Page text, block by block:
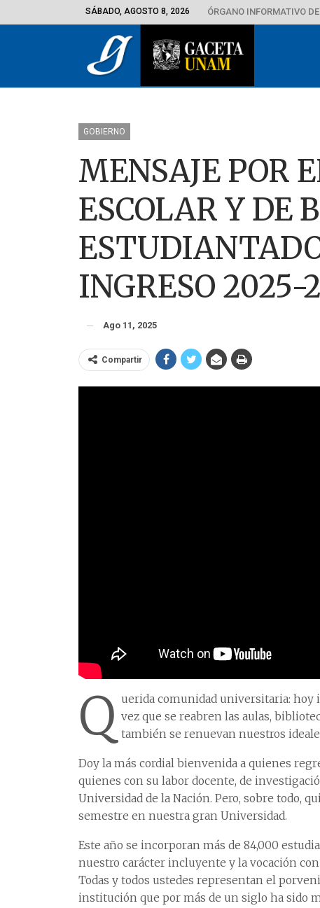
SÁBADO, AGOSTO 8, 2026 ÓRGANO INFORMATIVO
GOBIERNO
MENSAJE POR
ESCOLAR Y DE
INGRESO 2025-
Ago 11, 2025
Compartir
Q uerida comunidad universitaria: hoy
vez que se reabren las aulas,
también se renuevan nuestros
Doy la más cordial bienvenida a quienes
quienes con su labor docente, de
Universidad de la Nación. Pero, sobre todo,
semestre en nuestra gran Universidad.
Este año se incorporan más de 84,000
nuestro carácter incluyente y la vocación
Todas y todos ustedes representan el
institución que por más de un siglo ha sido